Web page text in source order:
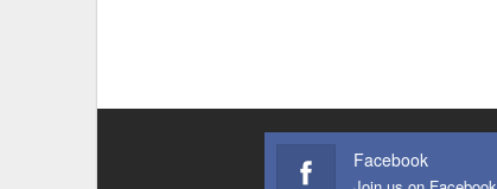
Facebook